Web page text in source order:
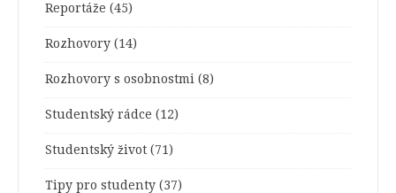
Reportáže (45)
Rozhovory (14)
Rozhovory s osobnostmi (8)
Studentský rádce (12)
Studentský život (71)
Tipy pro studenty (37)